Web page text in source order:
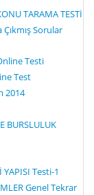
TARAMA TESTİ
Sorular
Testi
Test
2014
BURSLULUK
Testi-1
Genel Tekrar